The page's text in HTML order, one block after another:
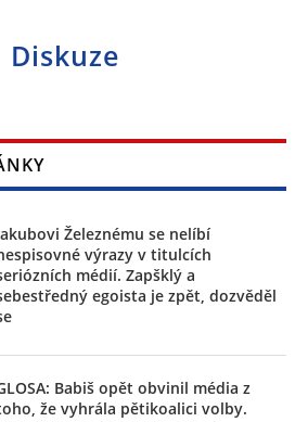
Diskuze
Železnému se nelíbí
výrazy v titulcích
médií. Zapšklý a
egoista je zpět, dozvěděl
Babiš opět obvinil média z
že vyhrála pětikoalici volby.